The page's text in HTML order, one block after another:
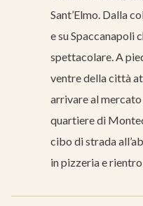
Sant’Elmo. Dalla
e su Spaccanapoli
spettacolare. A
ventre della città
arrivare al
quartiere di
cibo di strada
in pizzeria e